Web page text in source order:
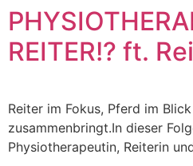
REITER!? ft.
Reiter im Fokus, Pferd im
zusammenbringt.In dieser
Physiotherapeutin, Reiterin